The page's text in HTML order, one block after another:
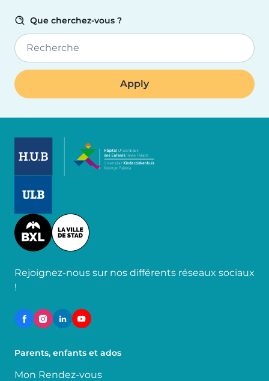
Que cherchez-vous ?
Recherche
Image
Rejoignez-nous sur nos différents réseaux sociaux
!
Parents, enfants et ados
Mon Rendez-vous